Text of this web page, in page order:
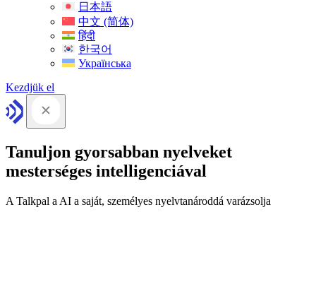
日本語
中文 (简体)
हिंदी
한국어
Українська
Kezdjük el
Tanuljon gyorsabban nyelveket
mesterséges intelligenciával
A Talkpal a AI a saját, személyes nyelvtanároddá varázsolja